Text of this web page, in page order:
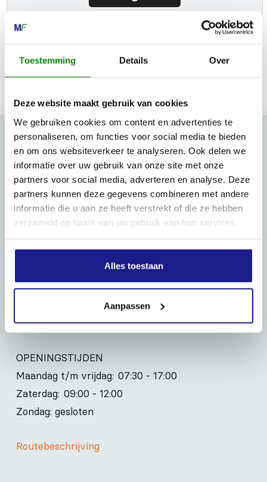
Toestemming Details Over
Deze website maakt gebruik van cookies
We gebruiken cookies om content en advertenties te
personaliseren, om functies voor social media te bieden
en om ons websiteverkeer te analyseren. Ook delen we
informatie over uw gebruik van onze site met onze
partners voor social media, adverteren en analyse. Deze
partners kunnen deze gegevens combineren met andere
informatie die u aan ze heeft verstrekt of die ze hebben
verzameld op basis van uw gebruik van hun services.
Alles toestaan
Aanpassen
MECHANISATIE FRANEKER
Kiehoek 26
8801 RD Franeker
info@mechanisatiefraneker.nl
06-83139573
OPENINGSTIJDEN
Maandag t/m vrijdag: 07:30 - 17:00
Zaterdag: 09:00 - 12:00
Zondag: gesloten
Routebeschrijving